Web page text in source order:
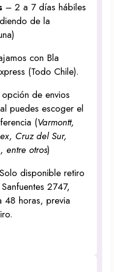
– 2 a 7 días hábiles
de la
con Bla
(Todo Chile).
de envios
puedes escoger el
(Varmontt,
Cruz del Sur,
entre otros)
Solo disponible retiro
2747,
48 horas, previa